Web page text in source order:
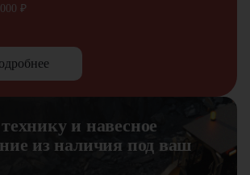
₽
и навесное
из наличия под ваш